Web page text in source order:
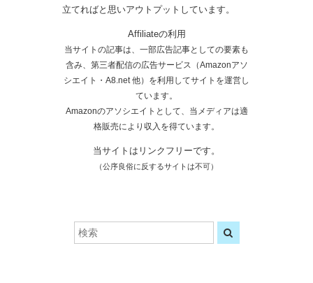
立てればと思いアウトプットしています。
Affiliateの利用
当サイトの記事は、一部広告記事としての要素も
含み、第三者配信の広告サービス（Amazonアソ
シエイト・A8.net 他）を利用してサイトを運営し
ています。
Amazonのアソシエイトとして、当メディアは適
格販売により収入を得ています。
当サイトはリンクフリーです。
（公序良俗に反するサイトは不可）